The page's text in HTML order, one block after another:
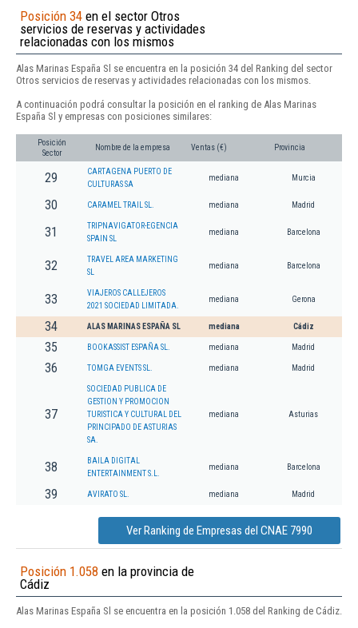
Posición 34 en el sector Otros
servicios de reservas y actividades
relacionadas con los mismos
Alas Marinas España Sl se encuentra en la posición 34 del Ranking del sector
Otros servicios de reservas y actividades relacionadas con los mismos.
A continuación podrá consultar la posición en el ranking de Alas Marinas
España Sl y empresas con posiciones similares:
Posición
Sector
Nombre de la empresa Ventas (€) Provincia
29
CARTAGENA PUERTO DE
CULTURAS SA
mediana Murcia
30 CARAMEL TRAIL SL. mediana Madrid
31
TRIPNAVIGATOR-EGENCIA
SPAIN SL
mediana Barcelona
32
TRAVEL AREA MARKETING
SL
mediana Barcelona
33
VIAJEROS CALLEJEROS
2021 SOCIEDAD LIMITADA.
mediana Gerona
34 ALAS MARINAS ESPAÑA SL mediana Cádiz
35 BOOKASSIST ESPAÑA SL. mediana Madrid
36 TOMGA EVENTS SL. mediana Madrid
37
SOCIEDAD PUBLICA DE
GESTION Y PROMOCION
TURISTICA Y CULTURAL DEL
PRINCIPADO DE ASTURIAS
SA.
mediana Asturias
38
BAILA DIGITAL
ENTERTAINMENT S.L.
mediana Barcelona
39 AVIRATO SL. mediana Madrid
Ver Ranking de Empresas del CNAE 7990
Posición 1.058 en la provincia de
Cádiz
Alas Marinas España Sl se encuentra en la posición 1.058 del Ranking de Cádiz.